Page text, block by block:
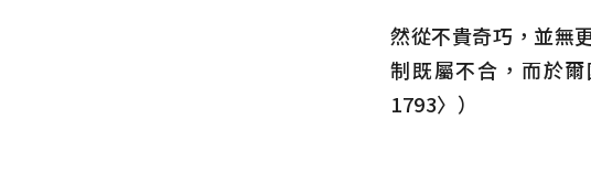
然從不貴奇巧，並無
制既屬不合，而於
1793〉）